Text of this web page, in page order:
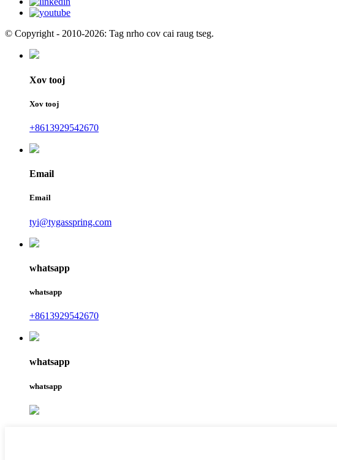
© Copyright - 2010-2026: Tag nrho cov cai raug tseg.
Xov tooj
Xov tooj
+8613929542670
Email
Email
tyi@tygasspring.com
whatsapp
whatsapp
+8613929542670
whatsapp
whatsapp